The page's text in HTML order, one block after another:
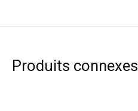
Produits connexes